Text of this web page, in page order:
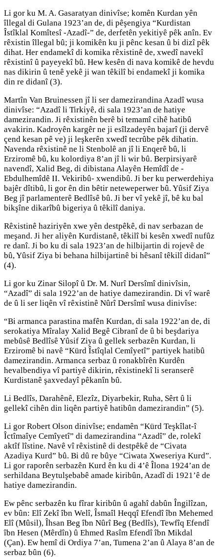
Li gor ku M. A. Gasaratyan dinivîse; komên Kurdan yên
îllegal di Gulana 1923’an de, di pêşengiya “Kurdistan
Îstîklal Komîtesî -Azadî-” de, derfetên yekitiyê pêk anîn. Ev
rêxistin îllegal bû; ji komikên ku ji pênc kesan û bi dizî pêk
dihat. Her endamekî di komika rêxistinê de, xwedî navekî
rêxistinî û payeyekî bû. Hew kesên di nava komikê de hevdu
nas dikirin û tenê yekê ji wan têkilî bi endamekî ji komika
din re didanî (3).
Martîn Van Bruinessen jî li ser damezirandina Azadî wusa
dinivîse: “Azadî li Tirkiyê, di sala 1923’an de hatiye
damezirandin. Ji rêxistinên berê bi temamî cihê hatibû
avakirin. Kadroyên kargêr ne ji esîlzadeyên bajarî (ji dervê
çend kesan pê ve) ji leşkerên xwedî tecrûbe pêk dihatin.
Navenda rêxistinê ne li Stenbolê an jî li Enqerê bû, li
Erziromê bû, ku kolordiya 8’an jî li wir bû. Berpirsiyarê
navendî, Xalid Beg, di dibistana Alayên Hemîdî de -
Ebdulhemîdê II. Vekiribû- xwendibû. Ji ber ku perwerdehiya
bajêr dîtibû, li gor ên din bêtir neteweperwer bû. Yûsif Ziya
Beg jî parlamenterê Bedlîsê bû. Ji ber vî yekê jî, bê ku bal
bikşîne dikarîbû bigeriya û têkilî daniya.
Rêxistinê haziriyên xwe yên destpêkê, di nav serbazan de
meşand. Ji her aliyên Kurdistanê, têkilî bi kesên xwedî nufûz
re danî. Ji bo ku di sala 1923’an de hilbijartin di rojevê de
bû, Yûsif Ziya bi behana hilbijartinê bi hêsanî têkilî didanî”
(4).
Li gor ku Zinar Silopî û Dr. M. Nurî Dersîmî dinivîsin,
“Azadî” di sala 1922’an de hatiye damezirandin. Di vî warê
de û li ser liqên vî rêxistinê Nûrî Dersîmî wusa dinivîse:
“Bi armanca parastina mafên Kurdan, di sala 1922’an de, di
serokatiya Mîralay Xalid Begê Cibranî de û bi beşdariya
mebûsê Bedlîsê Yûsif Ziya û gellek serbazên Kurdan, li
Erziromê bi navê “Kürd Îstîqlal Cemîyetî” partiyek hatibû
damezirandin. Armanca serbaz û ronakbîrên Kurdên
hevalbendiya vî partiyê dikirin, rêxistinekî li seranserê
Kurdistanê şaxvedayî pêkanîn bû.
Li Bedlîs, Darahênê, Elezîz, Diyarbekir, Ruha, Sêrt û li
gellekî cihên din liqên partiyê hatibûn damezirandin” (5).
Li gor Robert Olson dinivîse; endamên “Kürd Teşkîlat-î
Îctîmaîye Cemîyetî” di damezirandina “Azadî” de, rolekî
aktîf lîstine. Navê vî rêxistinê di destpêkê de “Civata
Azadiya Kurd” bû. Bi dû re bûye “Ciwata Xweseriya Kurd”.
Li gor raporên serbazên Kurd ên ku di 4’ê Îlona 1924’an de
serhildana Beytulşebabê amade kiribûn, Azadî di 1921’ê de
hatiye damezirandin.
Ew pênc serbazên ku fîrar kiribûn û agahî dabûn Îngilîzan,
ev bûn: Elî Zekî îbn Welî, Îsmaîl Heqqî Efendî îbn Mehemed
Elî (Mûsil), Îhsan Beg îbn Nûrî Beg (Bedlîs), Tewfîq Efendî
îbn Hesen (Mêrdîn) û Ehmed Rasîm Efendî îbn Mikdal
(Çan). Ew hemî di Ordiya 7’an, Tumena 2’an û Alaya 8’an de
serbaz bûn (6).